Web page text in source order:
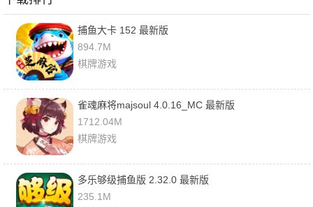
捕鱼大卡 152 最新版
894.7M
棋牌游戏
雀魂麻将majsoul 4.0.16_MC 最新版
1712.04M
棋牌游戏
多乐够级捕鱼版 2.32.0 最新版
235.1M